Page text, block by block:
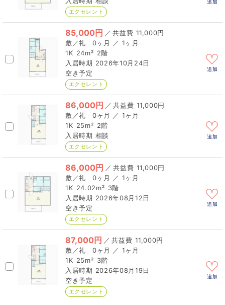
エクセレント
追加
85,000円 ／
11,000円
0ヶ月 ／ 1ヶ月
1K 24m² 2階
2026年10月24日
空き予定
エクセレント
追加
86,000円 ／
11,000円
0ヶ月 ／ 1ヶ月
1K 25m² 2階
相談
エクセレント
追加
86,000円 ／
11,000円
0ヶ月 ／ 1ヶ月
1K 24.02m² 3階
2026年08月12日
空き予定
エクセレント
追加
87,000円 ／
11,000円
0ヶ月 ／ 1ヶ月
1K 25m² 3階
2026年08月19日
空き予定
エクセレント
追加